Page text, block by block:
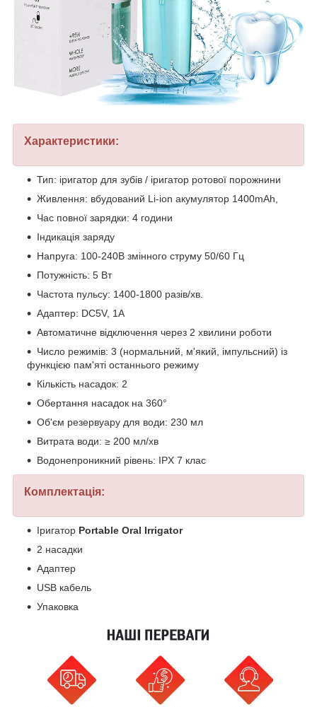
Характеристики:
Тип: іригатор для зубів / іригатор ротової порожнини
Живлення: вбудований Li-ion акумулятор 1400mAh,
Час повної зарядки: 4 години
Індикація заряду
Напруга: 100-240В змінного струму 50/60 Гц
Потужність: 5 Вт
Частота пульсу: 1400-1800 разів/хв.
Адаптер: DC5V, 1А
Автоматичне відключення через 2 хвилини роботи
Число режимів: 3 (нормальний, м'який, імпульсний) із
функцією пам'яті останнього режиму
Кількість насадок: 2
Обертання насадок на 360°
Об'єм резервуару для води: 230 мл
Витрата води: ≥ 200 мл/хв
Водонепроникний рівень: IPX 7 клас
Комплектація:
Іригатор Portable Oral Irrigator
2 насадки
Адаптер
USB кабель
Упаковка